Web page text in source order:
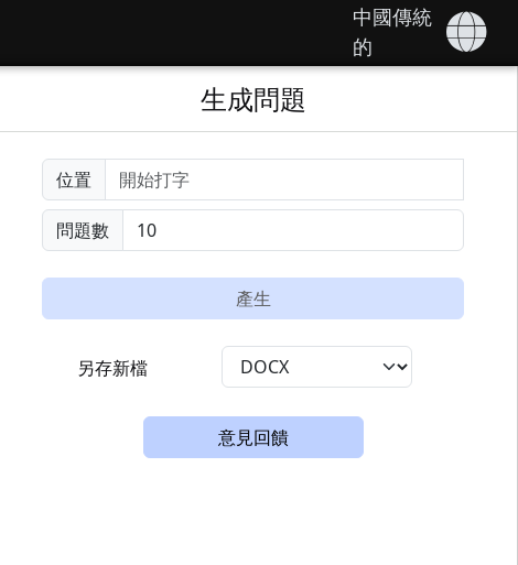
中國傳統
的
生成問題
位置
問題數
產生
另存新檔
意見回饋